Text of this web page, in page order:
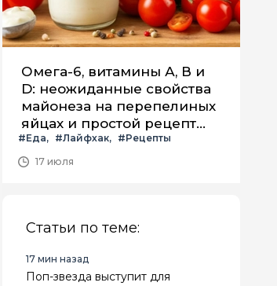
Омега-6, витамины А, В и
D: неожиданные свойства
майонеза на перепелиных
яйцах и простой рецепт
летнего салата с ним
#Еда #Лайфхак
#Рецепты
17 июля
Статьи по теме:
17 мин назад
Поп-звезда выступит для